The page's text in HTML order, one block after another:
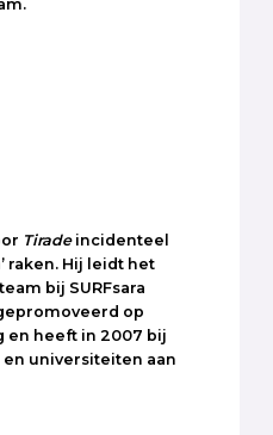
Tiradeincidenteel
raken. Hij leidt het
bij SURFsara
op
en heeft in 2007 bij
universiteiten aan